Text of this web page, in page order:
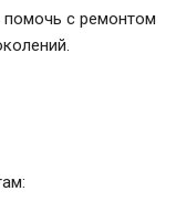
с ремонтом